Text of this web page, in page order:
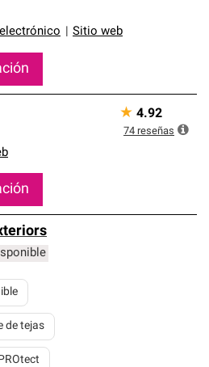
Sitio web
★ 4.92
74 reseñas
de tejas